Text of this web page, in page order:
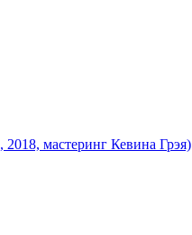
мастеринг Кевина Грэя)